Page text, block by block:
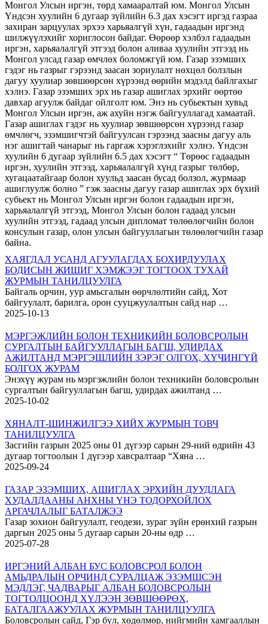
Монгол Улсын иргэн, төрд хамааралтай юм. Монгол Улсын
Үндсэн хуулийн 6 дугаар зүйлийн 6.3 дах хэсэгт иргэд газраа
захиран зарцуулах эрхээ харьяалгүй хүн, гадаадын иргэнд
шилжүүлэхийг хориглосон байдаг. Өөрөөр хэлбэл гадаадын
иргэн, харьяалалгүй этгээд болон аливаа хуулийн этгээд нь
Монгол улсад газар өмчлөх боломжгүй юм. Газар эзэмших
гэдэг нь газрыг гэрээнд заасан зориулалт нөхцөл болзлын
дагуу хуулиар зөвшөөрсөн хүрээнд өөрийн мэдэлд байлгахыг
хэлнэ. Газар эзэмших эрх нь газар ашиглах эрхийг өөртөө
давхар агуулж байдаг ойлголт юм. Энэ нь субьектын хувьд
Монгол Улсын иргэн, аж ахуйн нэгж байгууллагад хамаатай.
Газар ашиглах гэдэг нь хуулиар зөвшөөрсөн хүрээнд газар
өмчлөгч, эзэмшигчтэй байгуулсан гэрээнд заасны дагуу аль
нэг ашигтай чанарыг нь гаргаж хэрэглэхийг хэлнэ. Үндсэн
хуулийн 6 дугаар зүйлийн 6.5 дах хэсэгт “ Төрөөс гадаадын
иргэн, хуулийн этгээд, харьяалалгүй хүнд газрыг төлбөр,
хугацаатайгаар болон хуульд заасан бусад болзол, журмаар
ашиглуулж болно ” гэж заасны дагуу газар ашиглах эрх бүхий
субьект нь Монгол Улсын иргэн болон гадаадын иргэн,
харьяалалгүй этгээд, Монгол Улсын болон гадаад улсын
хуулийн этгээд, гадаад улсын дипломат төлөөлөгчийн болон
консулын газар, олон улсын байгууллагын төлөөлөгчийн газар
байна.
ХАЯГДАЛ УСАНД АГУУЛАГДАХ БОХИРДУУЛАХ
БОДИСЫН ЖИШИГ ХЭМЖЭЭГ ТОГТООХ ТУХАЙ
ЖУРМЫН ТАНИЛЦУУЛГА
Байгаль орчин, уур амьсгалын өөрчлөлтийн сайд, Хот
байгуулалт, барилга, орон сууцжуулалтын сайд нар …
2025-10-13
МЭРГЭЖЛИЙН БОЛОН ТЕХНИКИЙН БОЛОВСРОЛЫН
СУРГАЛТЫН БАЙГУУЛЛАГЫН БАГШ, УДИРДАХ
АЖИЛТАНД МЭРГЭШЛИЙН ЗЭРЭГ ОЛГОХ, ХҮЧИНГҮЙ
БОЛГОХ ЖУРАМ
Энэхүү журам нь мэргэжлийн болон техникийн боловсролын
сургалтын байгууллагын багш, удирдах ажилтанд …
2025-10-02
ХЯНАЛТ-ШИНЖИЛГЭЭ ХИЙХ ЖУРМЫН ТОВЧ
ТАНИЛЦУУЛГА
Засгийн газрын 2025 оны 01 дүгээр сарын 29-ний өдрийн 43
дугаар тогтоолын 1 дүгээр хавсралтаар “Хяна …
2025-09-24
ГАЗАР ЭЗЭМШИХ, АШИГЛАХ ЭРХИЙН ДУУДЛАГА
ХУДАЛДААНЫ АНХНЫ ҮНЭ ТОДОРХОЙЛОХ
АРГАЧЛАЛЫГ БАТАЛЖЭЭ
Газар зохион байгуулалт, геодези, зураг зүйн ерөнхий газрын
даргын 2025 оны 5 дугаар сарын 20-ны өдр …
2025-07-28
ИРГЭНИЙ АЛБАН БУС БОЛОВСРОЛ БОЛОН
АМЬДРАЛЫН ОРЧИНД СУРАЛЦАЖ ЭЗЭМШСЭН
МЭДЛЭГ, ЧАДВАРЫГ АЛБАН БОЛОВСРОЛЫН
ТОГТОЛЦООНД ХҮЛЭЭН ЗӨВШӨӨРӨХ,
БАТАЛГААЖУУЛАХ ЖУРМЫН ТАНИЛЦУУЛГА
Боловсролын сайд, Гэр бүл, хөдөлмөр, нийгмийн хамгааллын